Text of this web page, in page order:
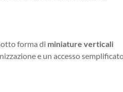
forma di miniature verticali
e un accesso